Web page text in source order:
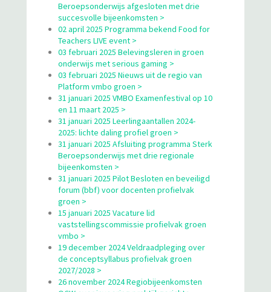
Beroepsonderwijs afgesloten met drie
succesvolle bijeenkomsten >
02 april 2025 Programma bekend Food for
Teachers LIVE event >
03 februari 2025 Belevingsleren in groen
onderwijs met serious gaming >
03 februari 2025 Nieuws uit de regio van
Platform vmbo groen >
31 januari 2025 VMBO Examenfestival op 10
en 11 maart 2025 >
31 januari 2025 Leerlingaantallen 2024-
2025: lichte daling profiel groen >
31 januari 2025 Afsluiting programma Sterk
Beroepsonderwijs met drie regionale
bijeenkomsten >
31 januari 2025 Pilot Besloten en beveiligd
forum (bbf) voor docenten profielvak
groen >
15 januari 2025 Vacature lid
vaststellingscommissie profielvak groen
vmbo >
19 december 2024 Veldraadpleging over
de conceptsyllabus profielvak groen
2027/2028 >
26 november 2024 Regiobijeenkomsten